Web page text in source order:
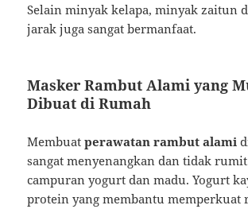
Selain minyak kelapa, minyak zaitun
jarak juga sangat bermanfaat.
Masker Rambut Alami yang
Dibuat di Rumah
Membuatperawatan rambut alami
sangat menyenangkan dan tidak
campuran yogurt dan madu. Yogurt
protein yang membantu memperkuat